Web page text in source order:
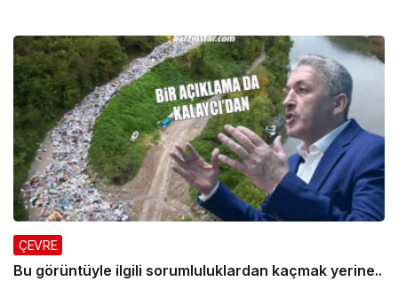
ÇEVRE
Bu görüntüyle ilgili sorumluluklardan kaçmak yerine..